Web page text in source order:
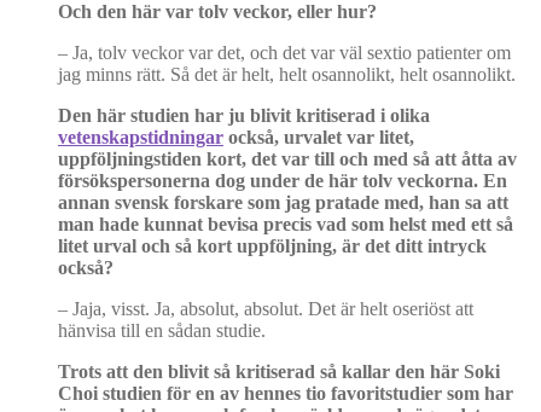
Och den här var tolv veckor, eller hur?
– Ja, tolv veckor var det, och det var väl sextio patienter om
jag minns rätt. Så det är helt, helt osannolikt, helt osannolikt.
Den här studien har ju blivit kritiserad i olika
vetenskapstidningar också, urvalet var litet,
uppföljningstiden kort, det var till och med så att åtta av
försökspersonerna dog under de här tolv veckorna. En
annan svensk forskare som jag pratade med, han sa att
man hade kunnat bevisa precis vad som helst med ett så
litet urval och så kort uppföljning, är det ditt intryck
också?
– Jaja, visst. Ja, absolut, absolut. Det är helt oseriöst att
hänvisa till en sådan studie.
Trots att den blivit så kritiserad så kallar den här Soki
Choi studien för en av hennes tio favoritstudier som har